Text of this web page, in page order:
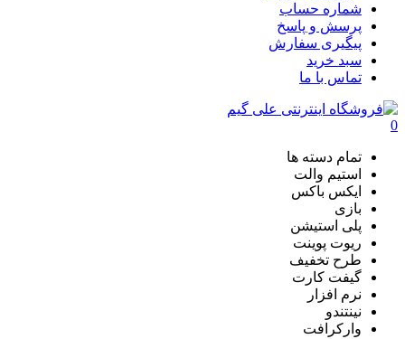
شماره حساب
پرسش و پاسخ
پیگیری سفارش
سبد خرید
تماس با ما
0
تمام دسته ها
استیم والت
ایکس باکس
بازی
پلی استیشن
ریوت پوینت
طرح تخفیف
گیفت کارت
نرم افزار
نینتندو
وارکرافت